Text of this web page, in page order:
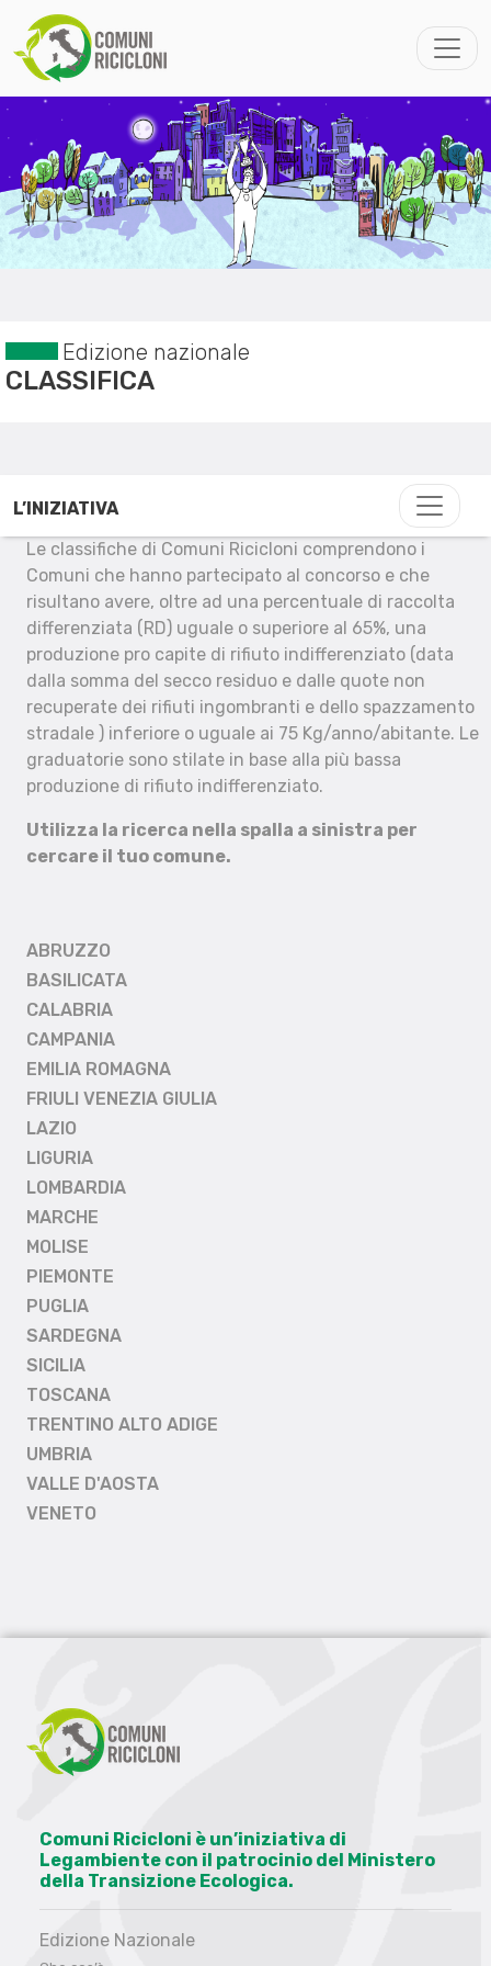
Edizione nazionale
CLASSIFICA
L’INIZIATIVA
Le classifiche di Comuni Ricicloni comprendono i
Comuni che hanno partecipato al concorso e che
risultano avere, oltre ad una percentuale di raccolta
differenziata (RD) uguale o superiore al 65%, una
produzione pro capite di rifiuto indifferenziato (data
dalla somma del secco residuo e dalle quote non
recuperate dei rifiuti ingombranti e dello spazzamento
stradale ) inferiore o uguale ai 75 Kg/anno/abitante. Le
graduatorie sono stilate in base alla più bassa
produzione di rifiuto indifferenziato.
Utilizza la ricerca nella spalla a sinistra per
cercare il tuo comune.
ABRUZZO
BASILICATA
CALABRIA
CAMPANIA
EMILIA ROMAGNA
FRIULI VENEZIA GIULIA
LAZIO
LIGURIA
LOMBARDIA
MARCHE
MOLISE
PIEMONTE
PUGLIA
SARDEGNA
SICILIA
TOSCANA
TRENTINO ALTO ADIGE
UMBRIA
VALLE D'AOSTA
VENETO
Comuni Ricicloni è un’iniziativa di
Legambiente con il patrocinio del Ministero
della Transizione Ecologica.
Edizione Nazionale